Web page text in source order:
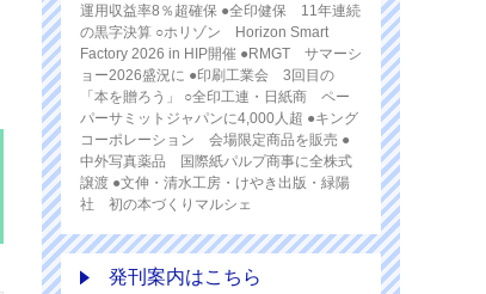
運用収益率8％超確保 ●全印健保 11年連続
の黒字決算 ○ホリゾン Horizon Smart
Factory 2026 in HIP開催 ●RMGT サマーシ
ョー2026盛況に ●印刷工業会 3回目の
「本を贈ろう」 ○全印工連・日紙商 ペー
パーサミットジャパンに4,000人超 ●キング
コーポレーション 会場限定商品を販売 ●
中外写真薬品 国際紙パルプ商事に全株式
譲渡 ●文伸・清水工房・けやき出版・緑陽
社 初の本づくりマルシェ
発刊案内はこちら